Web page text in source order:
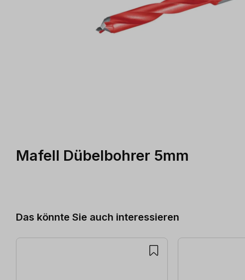
Mafell Dübelbohrer 5mm
Das könnte Sie auch interessieren